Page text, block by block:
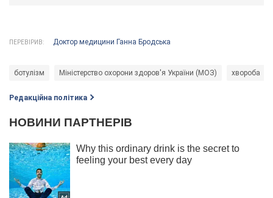
ПЕРЕВІРИВ: Доктор медицини Ганна Бродська
ботулізм Міністерство охорони здоров'я України (МОЗ) хвороба
Редакційна політика